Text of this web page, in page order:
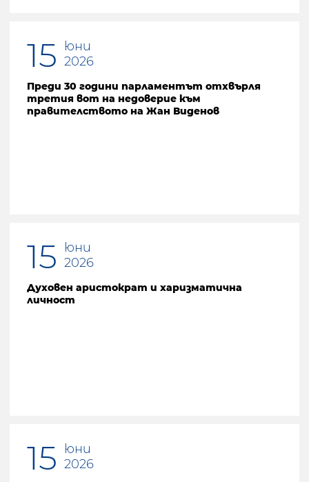
15
юни
2026
Преди 30 години парламентът отхвърля
третия вот на недоверие към
правителството на Жан Виденов
15
юни
2026
Духовен аристократ и харизматична
личност
15
юни
2026